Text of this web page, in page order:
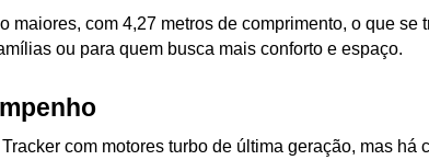
maiores, com 4,27 metros de comprimento, o que
ou para quem busca mais conforto e espaço.
com motores turbo de última geração, mas há